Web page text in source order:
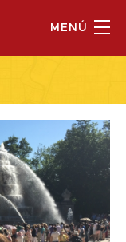
MENÚ